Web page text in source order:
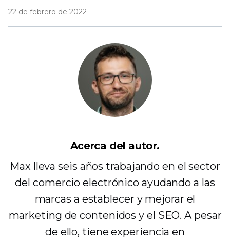
22 de febrero de 2022
Acerca del autor.
Max lleva seis años trabajando en el sector
del comercio electrónico ayudando a las
marcas a establecer y mejorar el
marketing de contenidos y el SEO. A pesar
de ello, tiene experiencia en